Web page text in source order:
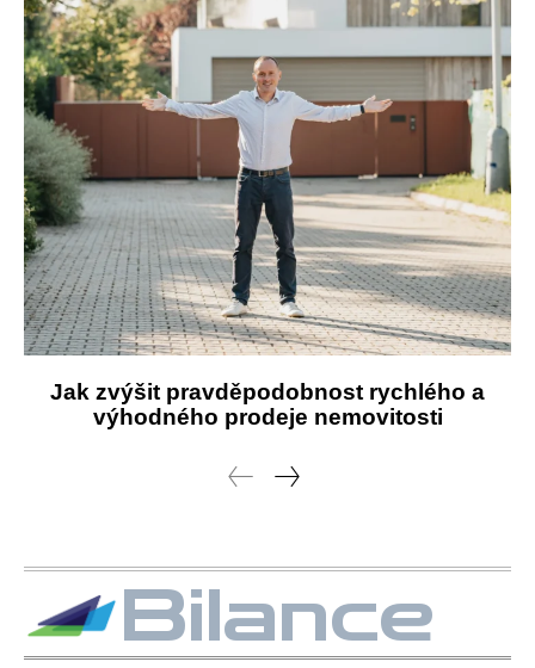
Jak zvýšit pravděpodobnost rychlého a
výhodného prodeje nemovitosti
Bilance